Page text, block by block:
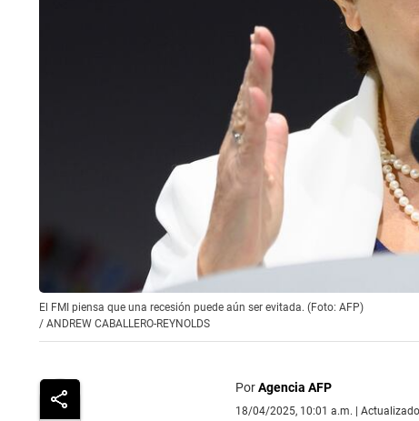
El FMI piensa que una recesión puede aún ser evitada. (Foto: AFP)
/ ANDREW CABALLERO-REYNOLDS
PorAgencia AFP
18/04/2025, 10:01 a.m. |